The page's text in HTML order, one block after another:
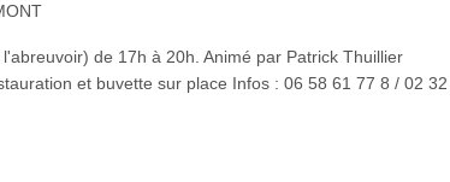
de 17h à 20h. Animé par Patrick Thuillier
et buvette sur place Infos : 06 58 61 77 8 / 02 32